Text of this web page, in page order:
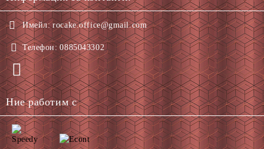
Имейл: rocake.office@gmail.com
Телефон: 0885043302
Ние работим с